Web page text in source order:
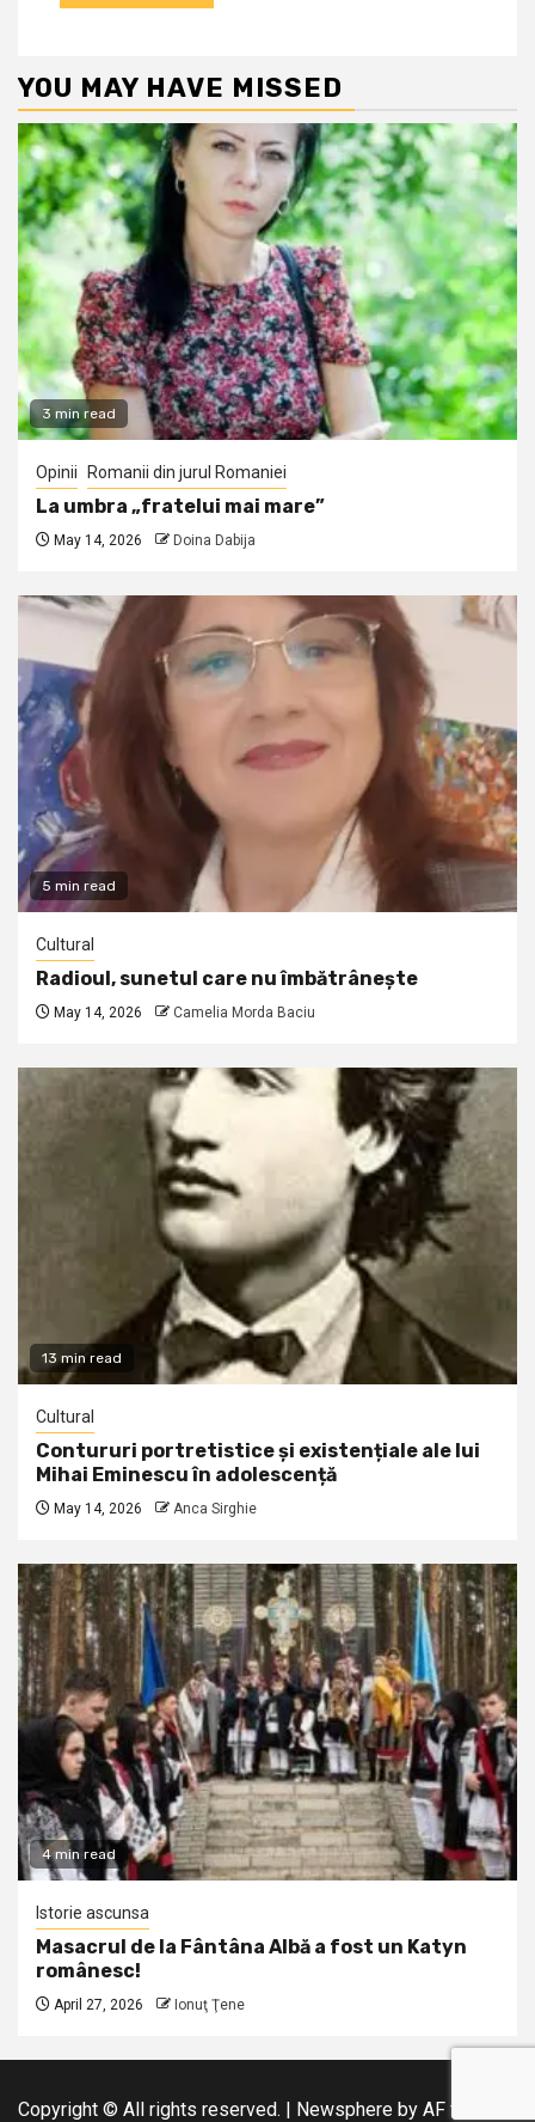
YOU MAY HAVE MISSED
3 min read
Opinii Romanii din jurul Romaniei
La umbra „fratelui mai mare”
May 14, 2026 Doina Dabija
5 min read
Cultural
Radioul, sunetul care nu îmbătrânește
May 14, 2026 Camelia Morda Baciu
13 min read
Cultural
Contururi portretistice și existențiale ale lui
Mihai Eminescu în adolescență
May 14, 2026 Anca Sirghie
4 min read
Istorie ascunsa
Masacrul de la Fântâna Albă a fost un Katyn
românesc!
April 27, 2026 Ionuţ Ţene
Copyright © All rights reserved. Newsphere by AF themes.